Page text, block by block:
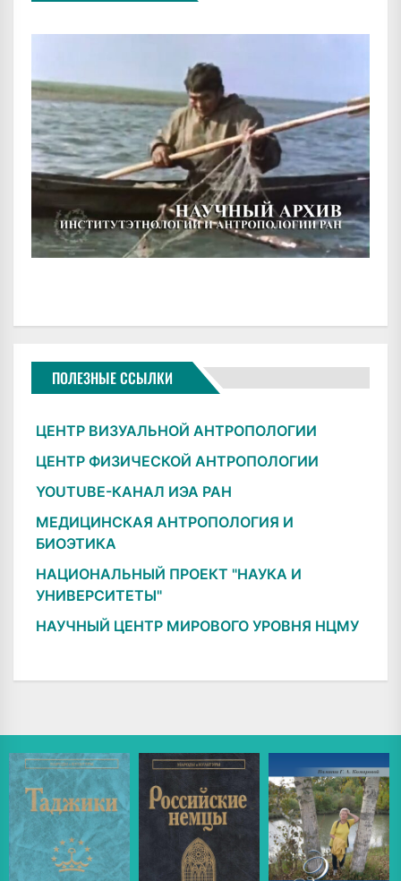
ПОЛЕЗНЫЕ ССЫЛКИ
ЦЕНТР ВИЗУАЛЬНОЙ АНТРОПОЛОГИИ
ЦЕНТР ФИЗИЧЕСКОЙ АНТРОПОЛОГИИ
YOUTUBE-КАНАЛ ИЭА РАН
МЕДИЦИНСКАЯ АНТРОПОЛОГИЯ И
БИОЭТИКА
НАЦИОНАЛЬНЫЙ ПРОЕКТ "НАУКА И
УНИВЕРСИТЕТЫ"
НАУЧНЫЙ ЦЕНТР МИРОВОГО УРОВНЯ НЦМУ